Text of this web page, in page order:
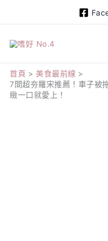
至
首頁
美食最前線
7間超夯羅宋推薦！車子被
緻一口就愛上！